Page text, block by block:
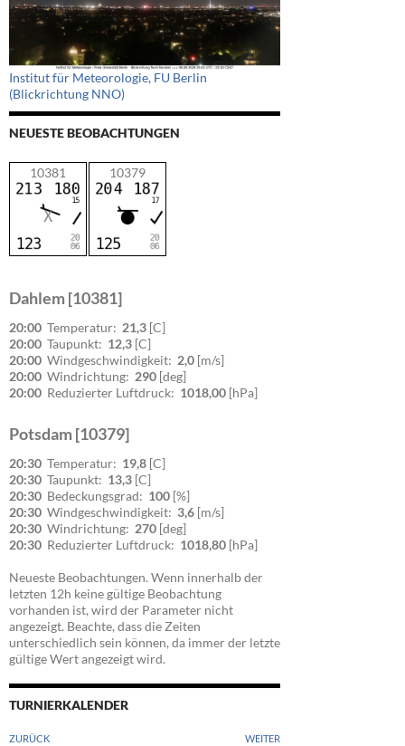
Institut für Meteorologie, FU Berlin
(Blickrichtung NNO)
NEUESTE BEOBACHTUNGEN
10381 10379
Dahlem [10381]
20:00 Temperatur: 21,3 [C]
20:00 Taupunkt: 12,3 [C]
20:00 Windgeschwindigkeit: 2,0 [m/s]
20:00 Windrichtung: 290 [deg]
20:00 Reduzierter Luftdruck: 1018,00 [hPa]
Potsdam [10379]
20:30 Temperatur: 19,8 [C]
20:30 Taupunkt: 13,3 [C]
20:30 Bedeckungsgrad: 100 [%]
20:30 Windgeschwindigkeit: 3,6 [m/s]
20:30 Windrichtung: 270 [deg]
20:30 Reduzierter Luftdruck: 1018,80 [hPa]
Neueste Beobachtungen. Wenn innerhalb der
letzten 12h keine gültige Beobachtung
vorhanden ist, wird der Parameter nicht
angezeigt. Beachte, dass die Zeiten
unterschiedlich sein können, da immer der letzte
gültige Wert angezeigt wird.
TURNIERKALENDER
ZURÜCK WEITER